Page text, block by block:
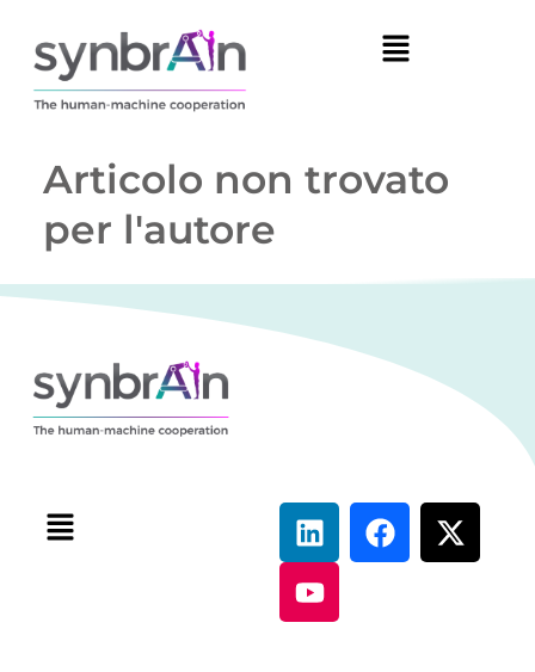
Articolo non trovato
per l'autore